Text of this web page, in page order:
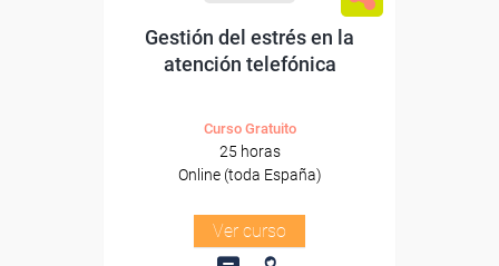
Gestión del estrés en la
atención telefónica
Curso Gratuito
25 horas
Online (toda España)
Ver curso